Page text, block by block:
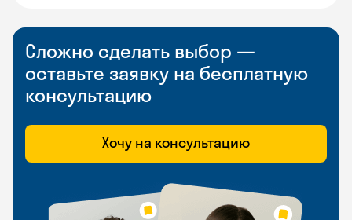
Сложно сделать выбор —
оставьте заявку на бесплатную
консультацию
Хочу на консультацию